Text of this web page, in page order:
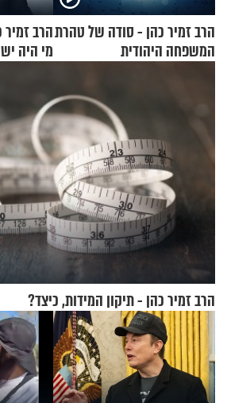
הרב זמיר כהן - סודה של טהרת
המשפחה היהודית
הרב
מי היה
הרב זמיר כהן - תיקון המידות, כיצד?